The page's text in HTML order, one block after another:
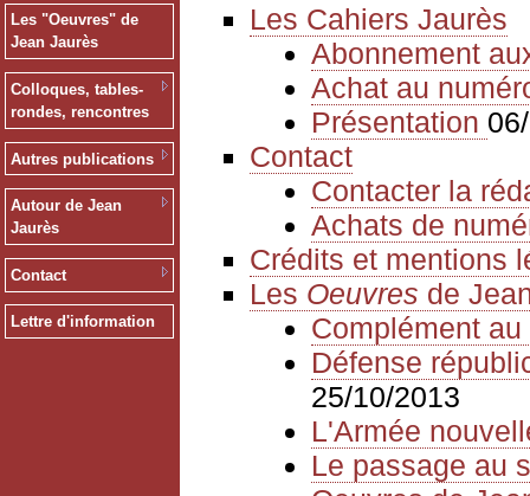
Les "Oeuvres" de
Jean Jaurès
Colloques, tables-
rondes, rencontres
Autres publications
Autour de Jean
Jaurès
Contact
Lettre d'information
Les Cahiers Jaurès
Abonnement
Achat au
Présentation
Contact
Contacter la
Achats de
Crédits et mentions
Les Oeuvres de
Complément
Défense
25/10/2013
L'Armée
Le passage au